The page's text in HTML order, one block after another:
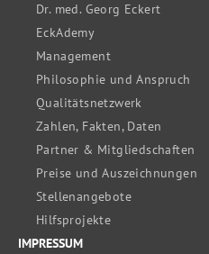
Dr. med. Georg Eckert
EckAdemy
Management
Philosophie und Anspruch
Qualitätsnetzwerk
Zahlen, Fakten, Daten
Partner & Mitgliedschaften
Preise und Auszeichnungen
Stellenangebote
Hilfsprojekte
IMPRESSUM